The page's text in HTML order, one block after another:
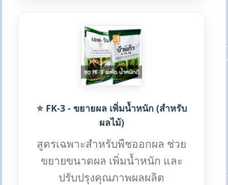
⭐ FK-3 - ขยายผล เพิ่มน้ำหนัก (สำหรับ
ผลไม้)
สูตรเฉพาะสำหรับพืชออกผล ช่วย
ขยายขนาดผล เพิ่มน้ำหนัก และ
ปรับปรุงคุณภาพผลผลิต